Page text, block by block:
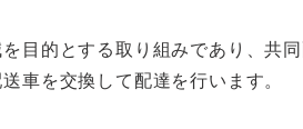
目的とする取り組みであり、共
車を交換して配達を行います。